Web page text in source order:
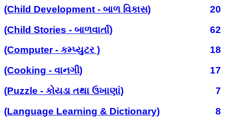
(Child Development - બાળ વિકાસ)
20
(Child Stories - બાળવાર્તા)
62
(Computer - કમ્પ્યુટર )
18
(Cooking - વાનગી)
17
(Puzzle - કોયડા તથા ઉખાણાં)
7
(Language Learning & Dictionary)
8